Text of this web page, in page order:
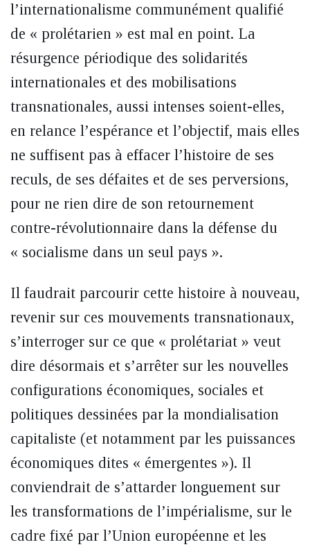
l’internationalisme communément qualifié
de « prolétarien » est mal en point. La
résurgence périodique des solidarités
internationales et des mobilisations
transnationales, aussi intenses soient-elles,
en relance l’espérance et l’objectif, mais elles
ne suffisent pas à effacer l’histoire de ses
reculs, de ses défaites et de ses perversions,
pour ne rien dire de son retournement
contre-révolutionnaire dans la défense du
« socialisme dans un seul pays ».
Il faudrait parcourir cette histoire à nouveau,
revenir sur ces mouvements transnationaux,
s’interroger sur ce que « prolétariat » veut
dire désormais et s’arrêter sur les nouvelles
configurations économiques, sociales et
politiques dessinées par la mondialisation
capitaliste (et notamment par les puissances
économiques dites « émergentes »). Il
conviendrait de s’attarder longuement sur
les transformations de l’impérialisme, sur le
cadre fixé par l’Union européenne et les